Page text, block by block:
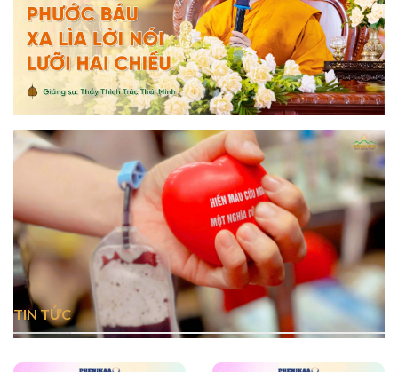
TIN TỨC